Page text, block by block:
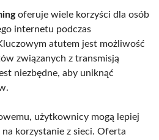
oferuje wiele korzyści dla osób
internetu podczas
atutem jest możliwość
związanych z transmisją
niezbędne, aby uniknąć
użytkownicy mogą lepiej
korzystanie z sieci. Oferta